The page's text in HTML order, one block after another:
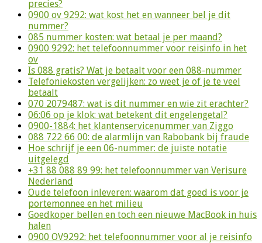
precies?
0900 ov 9292: wat kost het en wanneer bel je dit
nummer?
085 nummer kosten: wat betaal je per maand?
0900 9292: het telefoonnummer voor reisinfo in het
ov
Is 088 gratis? Wat je betaalt voor een 088-nummer
Telefoniekosten vergelijken: zo weet je of je te veel
betaalt
070 2079487: wat is dit nummer en wie zit erachter?
06:06 op je klok: wat betekent dit engelengetal?
0900-1884: het klantenservicenummer van Ziggo
088 722 66 00: de alarmlijn van Rabobank bij fraude
Hoe schrijf je een 06-nummer: de juiste notatie
uitgelegd
+31 88 088 89 99: het telefoonnummer van Verisure
Nederland
Oude telefoon inleveren: waarom dat goed is voor je
portemonnee en het milieu
Goedkoper bellen en toch een nieuwe MacBook in huis
halen
0900 OV9292: het telefoonnummer voor al je reisinfo